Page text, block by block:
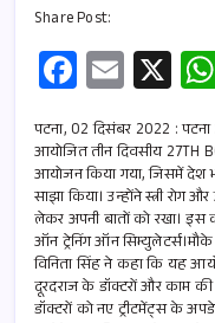
Share Post:
Fa
ce
b
o
o
k
E
m
ail
X
पटना, 02 दिसंबर 2022 :
आयोजित तीन दिवसीय 27TH
आयोजन किया गया, जिसमें देश
साझा किया। उन्होंने स्त्री रोग
लेकर अपनी बातों को रखा। इस
ऑन ट्रेनिंग ऑन
विनिता सिंह ने कहा कि यह
दूरदराज के डॉक्टरों और काम
डॉक्टरों को नए ट्रीटमेंट्स के